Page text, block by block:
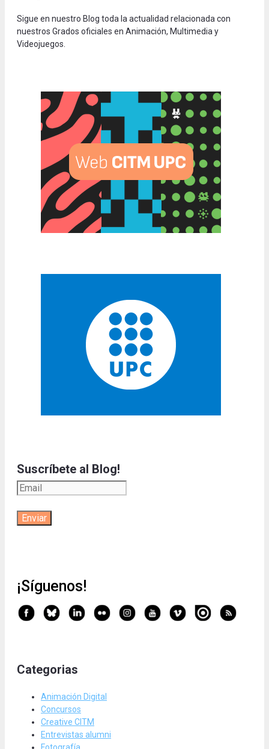
Sigue en nuestro Blog toda la actualidad relacionada con
nuestros Grados oficiales en Animación, Multimedia y
Videojuegos.
Suscríbete al Blog!
¡Síguenos!
Categorias
Animación Digital
Concursos
Creative CITM
Entrevistas alumni